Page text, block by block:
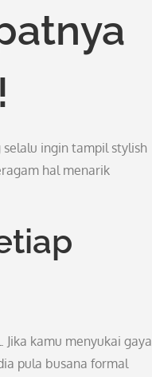
ingin tampil stylish
hal menarik
kamu menyukai gaya
pula busana formal